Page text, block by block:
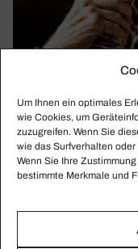
Um Ihnen ein optimales
wie Cookies, um
zuzugreifen. Wenn Sie
wie das Surfverhalten
Wenn Sie Ihre
bestimmte Merkmale und
KLAUS
Pass­port to the